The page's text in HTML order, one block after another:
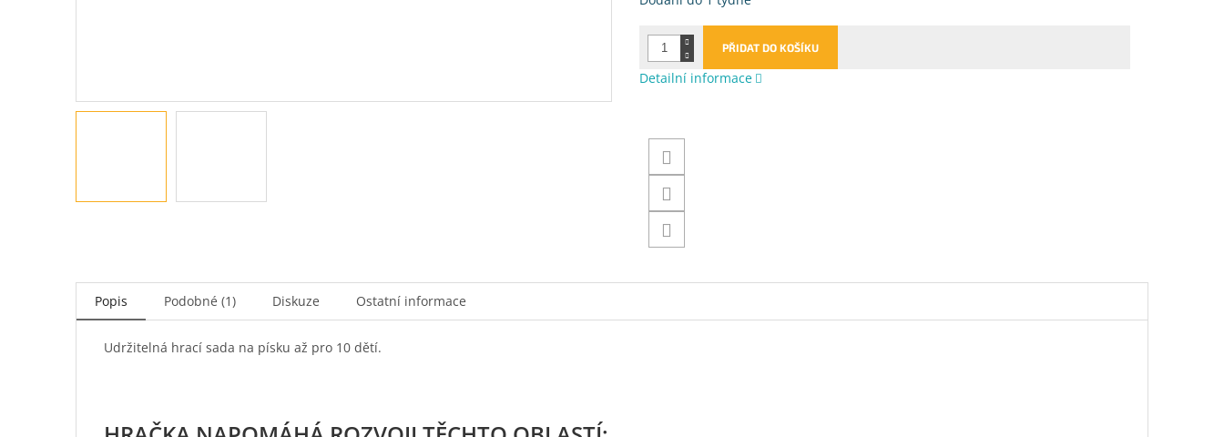
PŘIDAT DO KOŠÍKU
Detailní informace
Popis Podobné (1) Diskuze Ostatní informace
Udržitelná hrací sada na písku až pro 10 dětí.